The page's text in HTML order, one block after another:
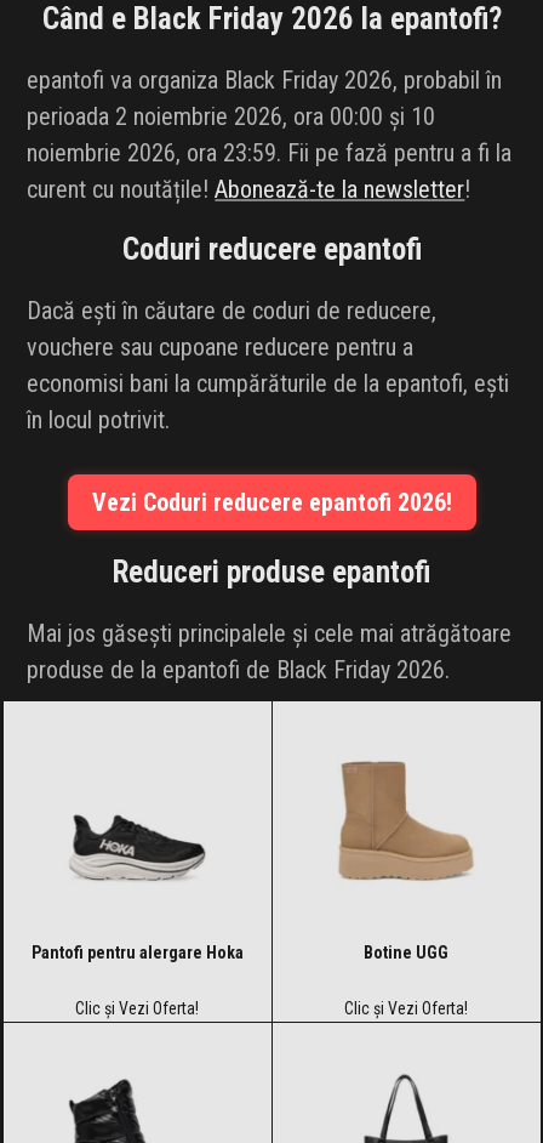
IDEI DE CADOURI
ȘTIRI
FAVORITE
Când e Black Friday 2026 la epantofi?
epantofi va organiza Black Friday 2026, probabil în
perioada 2 noiembrie 2026, ora 00:00 și 10
noiembrie 2026, ora 23:59. Fii pe fază pentru a fi la
curent cu noutățile!Abonează-te la newsletter!
Coduri reducere epantofi
Dacă ești în căutare de coduri de reducere,
vouchere sau cupoane reducere pentru a
economisi bani la cumpărăturile de la epantofi, ești
în locul potrivit.
Vezi Coduri reducere epantofi 2026!
Reduceri produse epantofi
Mai jos găsești principalele și cele mai atrăgătoare
produse de la epantofi de Black Friday 2026.
Pantofi pentru alergare Hoka
Clic și Vezi Oferta!
Botine UGG
Clic și Vezi Oferta!